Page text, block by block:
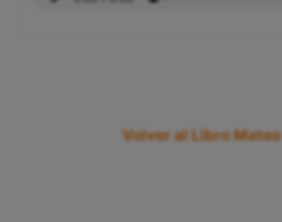
Volver al Libro Mateo